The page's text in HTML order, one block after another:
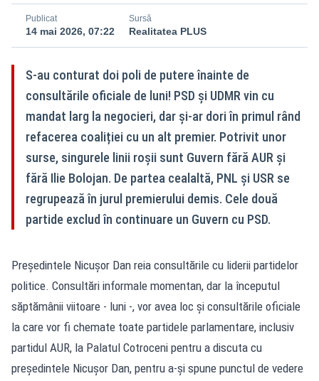
Publicat
14 mai 2026, 07:22
Sursă
Realitatea PLUS
S-au conturat doi poli de putere înainte de
consultările oficiale de luni! PSD și UDMR vin cu
mandat larg la negocieri, dar și-ar dori în primul rând
refacerea coaliției cu un alt premier. Potrivit unor
surse, singurele linii roșii sunt Guvern fără AUR și
fără Ilie Bolojan. De partea cealaltă, PNL și USR se
regrupează în jurul premierului demis. Cele două
partide exclud în continuare un Guvern cu PSD.
Președintele Nicușor Dan reia consultările cu liderii partidelor
politice. Consultări informale momentan, dar la începutul
săptămânii viitoare - luni -, vor avea loc și consultările oficiale
la care vor fi chemate toate partidele parlamentare, inclusiv
partidul AUR, la Palatul Cotroceni pentru a discuta cu
președintele Nicușor Dan, pentru a-și spune punctul de vedere